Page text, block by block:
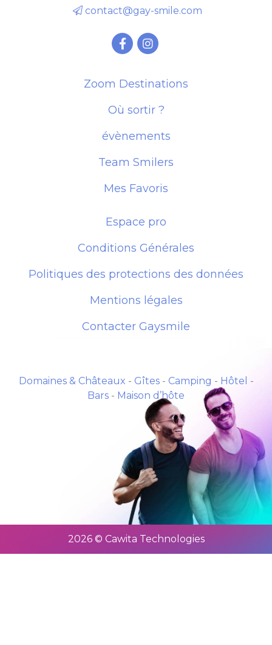
contact@gay-smile.com
Zoom Destinations
Où sortir ?
évènements
Team Smilers
Mes Favoris
Espace pro
Conditions Générales
Politiques des protections des données
Mentions légales
Contacter Gaysmile
Domaines & Châteaux - Gîtes- Camping - Hôtel -
Bars - Maison d’hôte
2026 © Cawita Technologies